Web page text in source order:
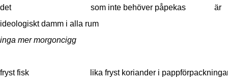
det som inte behöver påpekas är
ideologiskt damm i alla rum
inga mer morgoncigg
fryst fisk lika fryst koriander i